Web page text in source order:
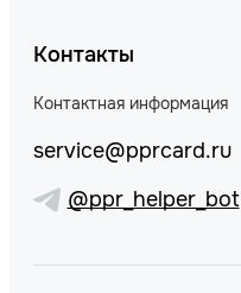
Контакты
Контактная информация
service@pprcard.ru
@ppr_helper_bot